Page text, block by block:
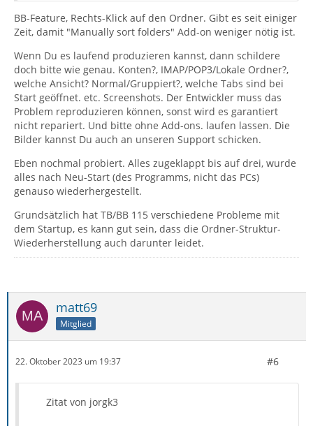
BB-Feature, Rechts-Klick auf den Ordner. Gibt es seit einiger
Zeit, damit "Manually sort folders" Add-on weniger nötig ist.
Wenn Du es laufend produzieren kannst, dann schildere
doch bitte wie genau. Konten?, IMAP/POP3/Lokale Ordner?,
welche Ansicht? Normal/Gruppiert?, welche Tabs sind bei
Start geöffnet. etc. Screenshots. Der Entwickler muss das
Problem reproduzieren können, sonst wird es garantiert
nicht repariert. Und bitte ohne Add-ons. laufen lassen. Die
Bilder kannst Du auch an unseren Support schicken.
Eben nochmal probiert. Alles zugeklappt bis auf drei, wurde
alles nach Neu-Start (des Programms, nicht das PCs)
genauso wiederhergestellt.
Grundsätzlich hat TB/BB 115 verschiedene Probleme mit
dem Startup, es kann gut sein, dass die Ordner-Struktur-
Wiederherstellung auch darunter leidet.
matt69
Mitglied
22. Oktober 2023 um 19:37 #6
Zitat von jorgk3